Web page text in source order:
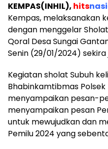
KEMPAS(INHIL), hits
Kempas, melaksanakan
dengan menggelar
Qoral Desa Sungai
Senin (29/01/2024) sekira
Kegiatan sholat Subuh
Bhabinkamtibmas Polsek
menyampaikan pesan-
menyampaikan pesan
untuk mewujudkan dan
Pemilu 2024 yang